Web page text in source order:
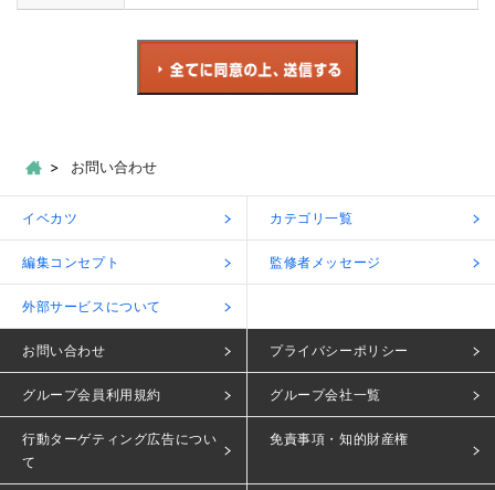
お問い合わせ
イベカツ カテゴリ一覧
編集コンセプト 監修者メッセージ
外部サービスについて
お問い合わせ プライバシーポリシー
グループ会員利用規約 グループ会社一覧
行動ターゲティング広告につい
て
免責事項・知的財産権